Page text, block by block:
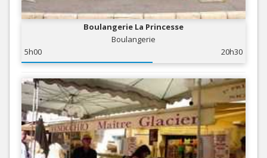
Boulangerie La Princesse
Boulangerie
5h00
20h30